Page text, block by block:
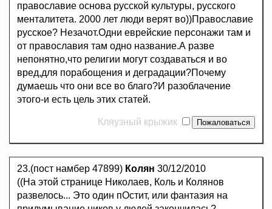
православие основа русской культуры, русского
менталитета. 2000 лет люди верят во))Православие
русское? Незачот.Одни еврейские персонажи там и
от православия там одно название.А разве
непонятно,что религии могут создаваться и во
вред,для порабощения и деградации?Почему
думаешь что они все во благо?И разоблачение
этого-и есть цель этих статей.
Кляузный крыжик
23.(пост намбер 47899) Колян 30/12/2010
((На этой странице Николаев, Коль и Колянов
развелось... Это один пОстит, или фантазия на